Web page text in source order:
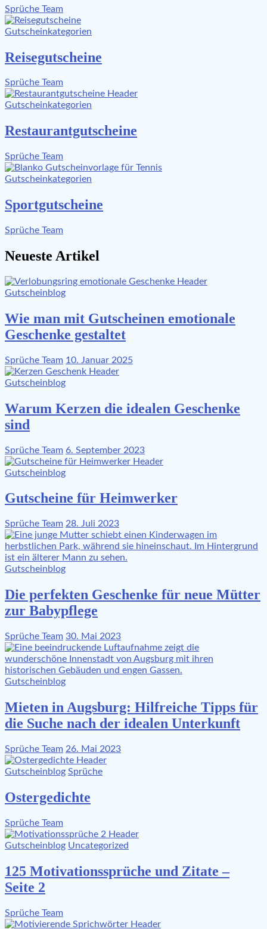
Sprüche Team
Gutscheinkategorien
Reisegutscheine
Sprüche Team
Gutscheinkategorien
Restaurantgutscheine
Sprüche Team
Gutscheinkategorien
Sportgutscheine
Sprüche Team
Neueste Artikel
Gutscheinblog
Wie man mit Gutscheinen emotionale
Geschenke gestaltet
Sprüche Team 10. Januar 2025
Gutscheinblog
Warum Kerzen die idealen Geschenke
sind
Sprüche Team 6. September 2023
Gutscheinblog
Gutscheine für Heimwerker
Sprüche Team 28. Juli 2023
Gutscheinblog
Die perfekten Geschenke für neue Mütter
zur Babypflege
Sprüche Team 30. Mai 2023
Gutscheinblog
Mieten in Augsburg: Hilfreiche Tipps für
die Suche nach der idealen Unterkunft
Sprüche Team 26. Mai 2023
Gutscheinblog Sprüche
Ostergedichte
Sprüche Team
Gutscheinblog Uncategorized
125 Motivationssprüche und Zitate –
Seite 2
Sprüche Team